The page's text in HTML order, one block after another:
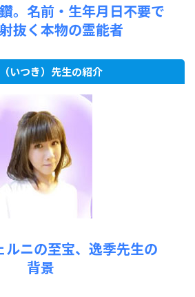
。名前・生年月日不要で
抜く本物の霊能者
いつき）先生の紹介
ルニの至宝、逸季先生の
背景